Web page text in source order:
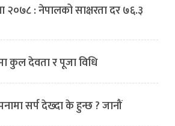
२०७८ : नेपालको साक्षरता दर ७६.३
कुल देवता र पूजा विधि
सर्प देख्दा के हुन्छ ? जानौं